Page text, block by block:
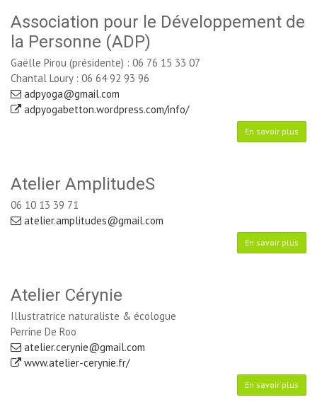
Association pour le Développement de
la Personne (ADP)
Gaëlle Pirou (présidente) : 06 76 15 33 07
Chantal Loury : 06 64 92 93 96
adpyoga@gmail.com
adpyogabetton.wordpress.com/info/
En savoir plus
Atelier AmplitudeS
06 10 13 39 71
atelier.amplitudes@gmail.com
En savoir plus
Atelier Cérynie
Illustratrice naturaliste & écologue
Perrine De Roo
atelier.cerynie@gmail.com
www.atelier-cerynie.fr/
En savoir plus